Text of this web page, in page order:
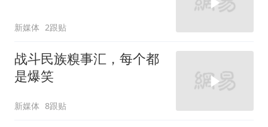
新媒体 2跟贴
战斗民族糗事汇，每个都
是爆笑
新媒体 8跟贴